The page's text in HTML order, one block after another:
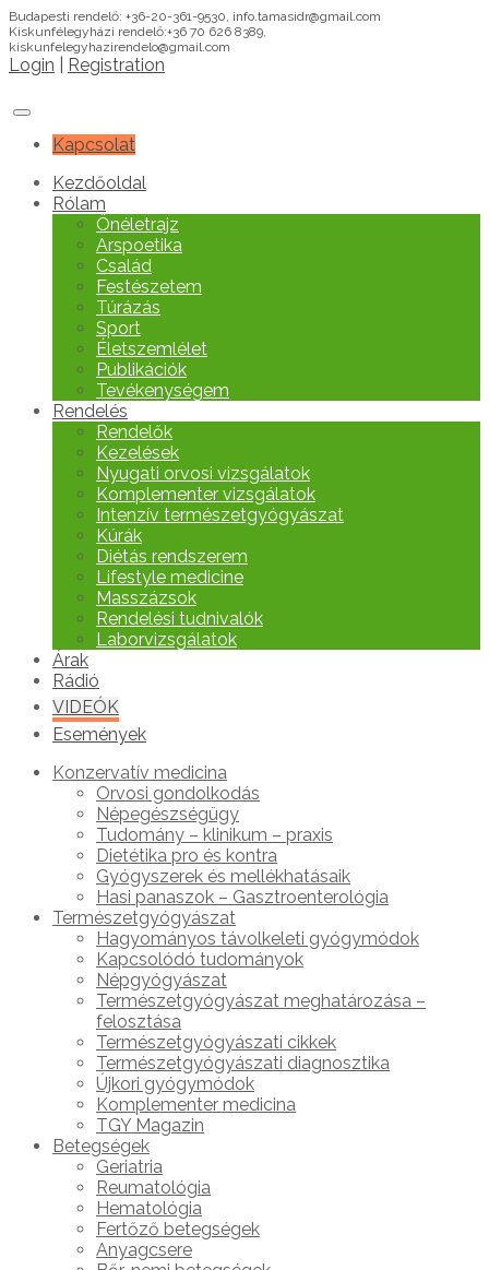
Budapesti rendelő: +36-20-361-9530, info.tamasidr@gmail.com
Kiskunfélegyházi rendelő:+36 70 626 8389,
kiskunfelegyhazirendelo@gmail.com
Login Registration
Kapcsolat
Kezdőoldal
Rólam
Önéletrajz
Arspoetika
Család
Festészetem
Túrázás
Sport
Életszemlélet
Publikációk
Tevékenységem
Rendelés
Rendelők
Kezelések
Nyugati orvosi vizsgálatok
Komplementer vizsgálatok
Intenzív természetgyógyászat
Kúrák
Diétás rendszerem
Lifestyle medicine
Masszázsok
Rendelési tudnivalók
Laborvizsgálatok
Árak
Rádió
VIDEÓK
Események
Konzervatív medicina
Orvosi gondolkodás
Népegészségügy
Tudomány – klinikum – praxis
Dietétika pro és kontra
Gyógyszerek és mellékhatásaik
Hasi panaszok – Gasztroenterológia
Természetgyógyászat
Hagyományos távolkeleti gyógymódok
Kapcsolódó tudományok
Népgyógyászat
Természetgyógyászat meghatározása –
felosztása
Természetgyógyászati cikkek
Természetgyógyászati diagnosztika
Újkori gyógymódok
Komplementer medicina
TGY Magazin
Betegségek
Geriatria
Reumatológia
Hematológia
Fertőző betegségek
Anyagcsere